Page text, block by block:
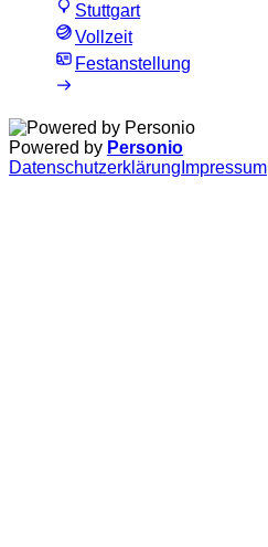
Stuttgart
Vollzeit
Festanstellung
Powered by Personio
Datenschutzerklärung Impressum